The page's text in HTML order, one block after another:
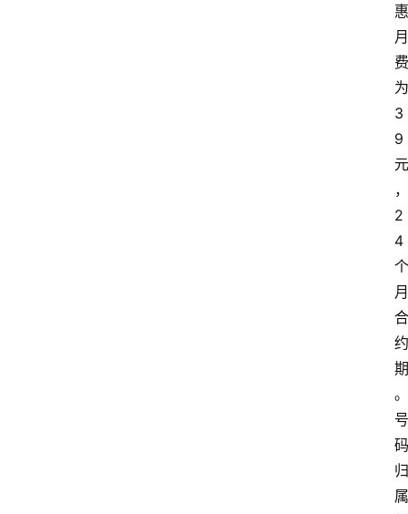
惠
月
费
为
3
9
元
，
2
4
个
月
合
约
期
。
号
码
归
属